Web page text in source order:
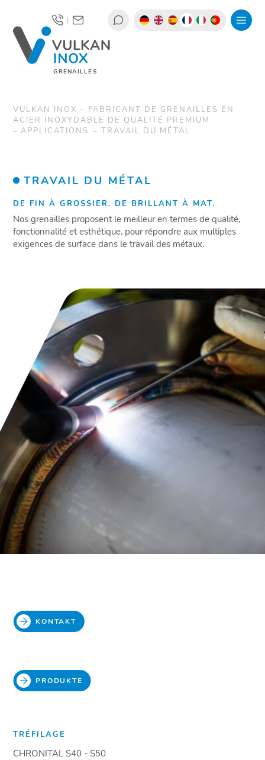
GRENAILLES
|
VULKAN INOX – FABRICANT DE GRENAILLES EN
ACIER INOXYDABLE DE QUALITÉ PREMIUM
APPLICATIONS
TRAVAIL DU MÉTAL
TRAVAIL DU MÉTAL
DE FIN À GROSSIER. DE BRILLANT À MAT.
Nos grenailles proposent le meilleur en termes de qualité,
fonctionnalité et esthétique, pour répondre aux multiples
exigences de surface dans le travail des métaux.
KONTAKT
PRODUKTE
TRÉFILAGE
CHRONITAL S40 - S50